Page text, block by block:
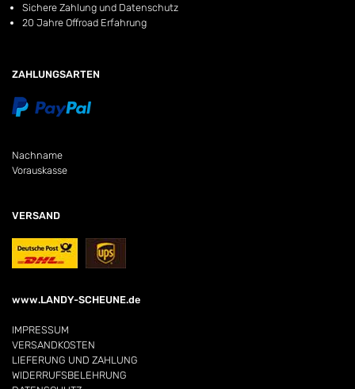
Sichere Zahlung und Datenschutz
20 Jahre Offroad Erfahrung
ZAHLUNGSARTEN
Nachname
Vorauskasse
VERSAND
www.LANDY-SCHEUNE.de
IMPRESSUM
VERSANDKOSTEN
LIEFERUNG UND ZAHLUNG
WIDERRUFSBELEHRUNG